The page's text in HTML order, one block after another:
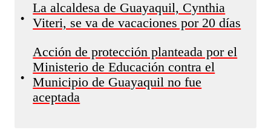
•
La alcaldesa de Guayaquil, Cynthia
Viteri, se va de vacaciones por 20 días
•
Acción de protección planteada por el
Ministerio de Educación contra el
Municipio de Guayaquil no fue
aceptada